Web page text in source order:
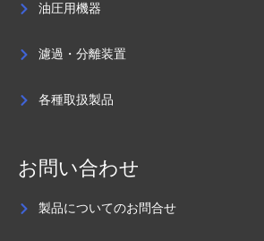
油圧用機器
濾過・分離装置
各種取扱製品
お問い合わせ
製品についてのお問合せ